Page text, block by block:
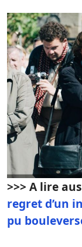
>>> A lire
regret d’un
pu